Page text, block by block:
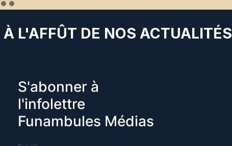
À L'AFFÛT DE NOS ACTUALITÉS
S'abonner à
l'infolettre
Funambules Médias